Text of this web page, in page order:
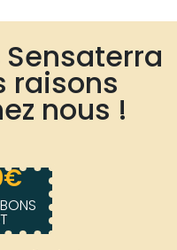
Sensaterra
raisons
nous !